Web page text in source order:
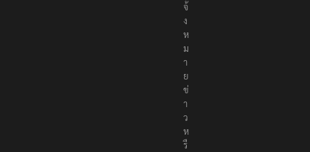
จ้
ง
ห
ม
า
ย
ข่
า
ว
ห
รื